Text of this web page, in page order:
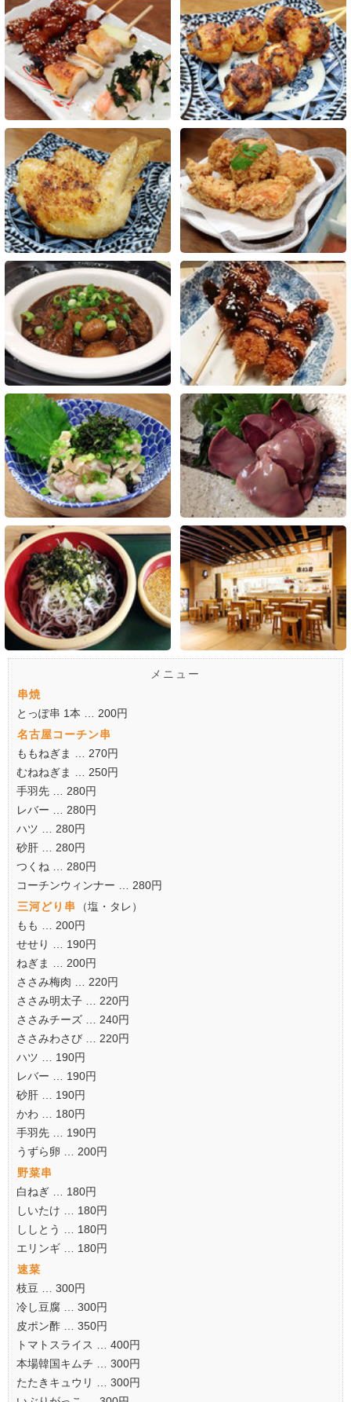
メニュー
串焼
とっぽ串 1本 … 200円
名古屋コーチン串
ももねぎま … 270円
むねねぎま … 250円
手羽先 … 280円
レバー … 280円
ハツ … 280円
砂肝 … 280円
つくね … 280円
コーチンウィンナー … 280円
三河どり串
（塩・タレ）
もも … 200円
せせり … 190円
ねぎま … 200円
ささみ梅肉 … 220円
ささみ明太子 … 220円
ささみチーズ … 240円
ささみわさび … 220円
ハツ … 190円
レバー … 190円
砂肝 … 190円
かわ … 180円
手羽先 … 190円
うずら卵 … 200円
野菜串
白ねぎ … 180円
しいたけ … 180円
ししとう … 180円
エリンギ … 180円
速菜
枝豆 … 300円
冷し豆腐 … 300円
皮ポン酢 … 350円
トマトスライス … 400円
本場韓国キムチ … 300円
たたきキュウリ … 300円